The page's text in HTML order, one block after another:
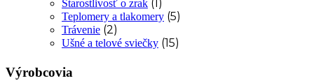
Starostlivosť o zrak (1)
Teplomery a tlakomery (5)
Trávenie (2)
Ušné a telové sviečky (15)
Výrobcovia